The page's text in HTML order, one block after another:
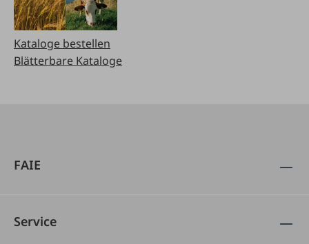
Kataloge bestellen
Blätterbare Kataloge
FAIE
Service